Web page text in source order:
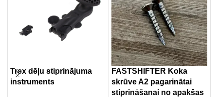
Trex dēļu stiprinājuma
instruments
FASTSHIFTER Koka
skrūve A2 pagarinātai
stiprināšanai no apakšas